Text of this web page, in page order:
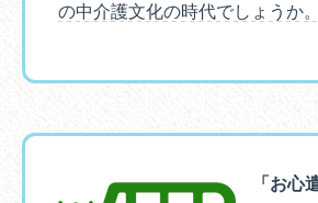
の中介護文化の時代でしょうか。
「お心